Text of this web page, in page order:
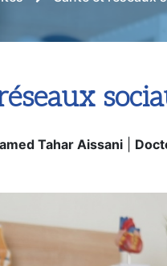
Santé et réseaux
Tahar Aissani